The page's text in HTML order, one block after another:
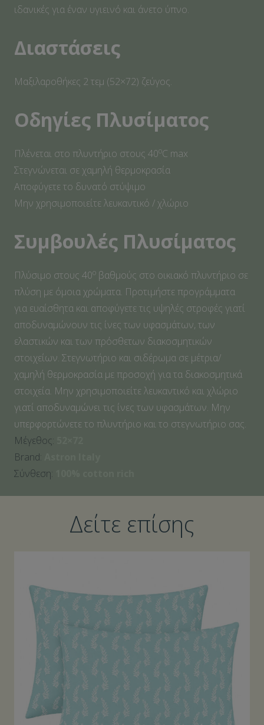
ιδανικές για έναν υγιεινό και άνετο ύπνο.
Διαστάσεις
Μαξιλαροθήκες 2 τεμ (52×72) ζεύγος.
Οδηγίες Πλυσίματος
Πλένεται στο πλυντήριο στους 40oC max
Στεγνώνεται σε χαμηλή θερμοκρασία
Αποφύγετε το δυνατό στύψιμο
Μην χρησιμοποιείτε λευκαντικό / χλώριο
Συμβουλές Πλυσίματος
Πλύσιμο στους 40o βαθμούς στο οικιακό πλυντήριο σε
πλύση με όμοια χρώματα. Προτιμήστε προγράμματα
για ευαίσθητα και αποφύγετε τις υψηλές στροφές γιατί
αποδυναμώνουν τις ίνες των υφασμάτων, των
ελαστικών και των πρόσθετων διακοσμητικών
στοιχείων. Στεγνωτήριο και σιδέρωμα σε μέτρια/
χαμηλή θερμοκρασία με προσοχή για τα διακοσμητικά
στοιχεία. Μην χρησιμοποιείτε λευκαντικό και χλώριο
γιατί αποδυναμώνει τις ίνες των υφασμάτων. Μην
υπερφορτώνετε το πλυντήριο και το στεγνωτήριο σας.
Μέγεθος:
Brand:
Σύνθεση:
Δείτε επίσης